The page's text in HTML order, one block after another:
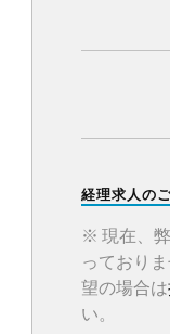
経理求人の
※ 現在、
っており
望の場合は
い。